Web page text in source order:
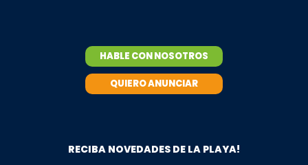
HABLE CON NOSOTROS
QUIERO ANUNCIAR
RECIBA NOVEDADES DE LA PLAYA!